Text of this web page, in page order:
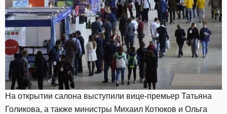
На открытии салона выступили вице-премьер Татьяна
Голикова, а также министры Михаил Котюков и Ольга